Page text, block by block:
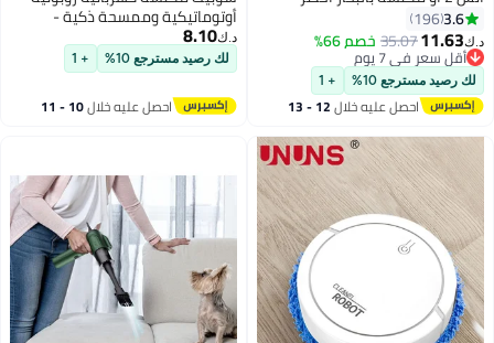
196
35.07خصم 66%
سعر في 7 يوم
سعر في 7 يوم
مسترجع 10% + 1
احصل عليه خلال 12 - 13
أوتوماتيكية وممسحة ذكية -
مكنسة كهربائية وممسحة روبوتية
منخفضة الضوضاء مع قوة شفط
عالية، روبوت كنس ذكي قابل لإعادة
الشحن عبر منفذ USB للمنزل
والمكتب وتنظيف شعر الحيوانات
الأليفة (أبيض)
8.10
لك رصيد مسترجع 10% + 1
احصل عليه خلال 10 - 11